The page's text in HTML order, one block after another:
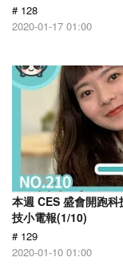
# 128
2020-01-17 01:00
本週 CES 盛會開跑
技小電報(1/10)
# 129
2020-01-10 01:00